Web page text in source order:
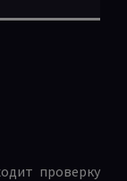
проверку